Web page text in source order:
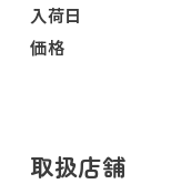
入荷日
価格
取扱店舗